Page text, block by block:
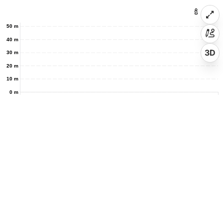
0 m
10 m
20 m
30 m
40 m
50 m
3D